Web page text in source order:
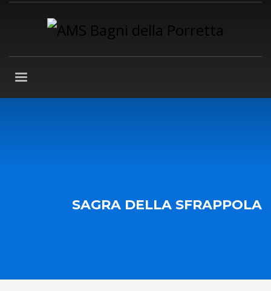
SAGRA DELLA SFRAPPOLA